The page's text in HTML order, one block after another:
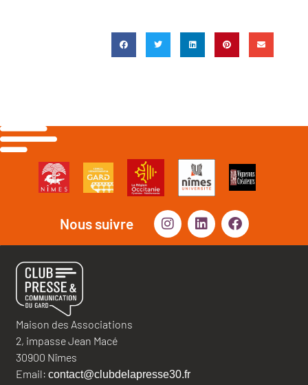
Nous suivre
Maison des Associations
2, impasse Jean Macé
30900 Nîmes
Email: contact@clubdelapresse30.fr